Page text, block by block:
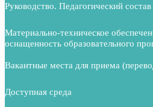
Руководство. Педагогический состав
Материально-техническое
оснащенность образовательного
Вакантные места для приема
Доступная среда